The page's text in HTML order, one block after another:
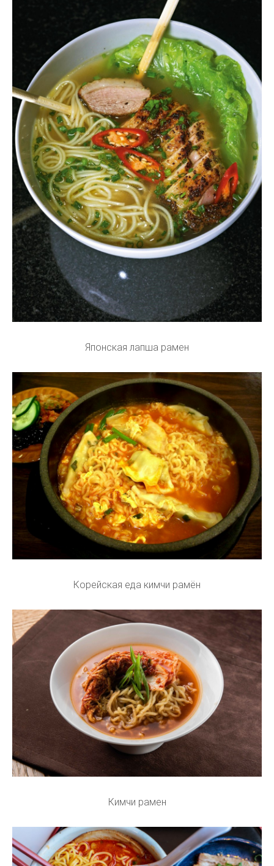
Японская лапша рамен
Корейская еда кимчи рамён
Кимчи рамен